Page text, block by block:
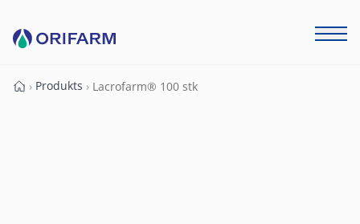
Forside
› Produkts › Lacrofarm® 100 stk